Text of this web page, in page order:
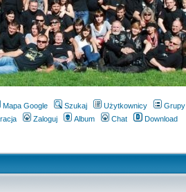
Mapa Google Szukaj Użytkownicy
Grupy
Zaloguj Album Chat Download